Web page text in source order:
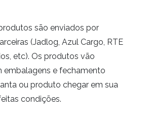
são enviados por
(Jadlog, Azul Cargo, RTE
etc). Os produtos vão
e fechamento
ou produto chegar em sua
condições.